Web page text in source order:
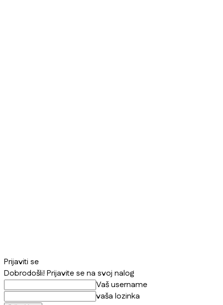
Prijaviti se
Dobrodošli! Prijavite se na svoj nalog
Vaš username
vaša lozinka